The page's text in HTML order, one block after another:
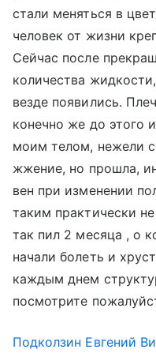
стали меняться в
человек от жизни
Сейчас после
количества
везде появились.
конечно же до этого
моим телом, нежели
жжение, но прошла,
вен при изменении
таким практически
так пил 2 месяца , о
начали болеть и
каждым днем
посмотрите
Подколзин Евгений